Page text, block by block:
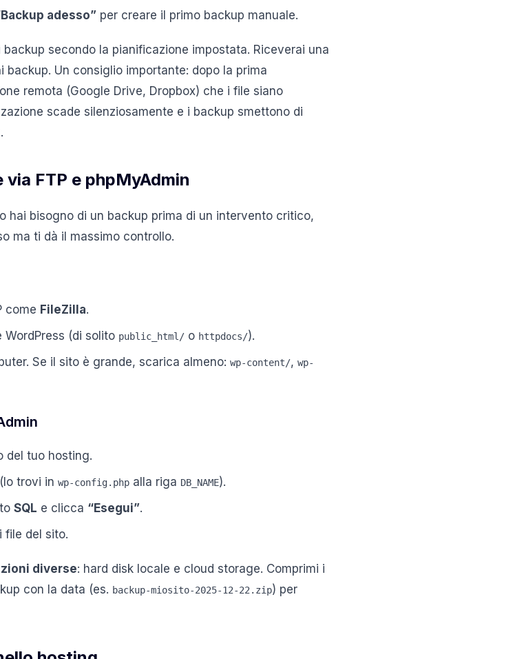
adesso” per creare il primo backup manuale.
secondo la pianificazione impostata. Riceverai una
Un consiglio importante: dopo la prima
remota (Google Drive, Dropbox) che i file siano
scade silenziosamente e i backup smettono di
FTP e phpMyAdmin
hai bisogno di un backup prima di un intervento critico,
ma ti dà il massimo controllo.
come FileZilla.
(di solito public_html/ o httpdocs/).
Se il sito è grande, scarica almeno: wp-content/, wp-
del tuo hosting.
trovi in wp-config.php alla riga DB_NAME).
SQL e clicca “Esegui”.
file del sito.
diverse: hard disk locale e cloud storage. Comprimi i
con la data (es. backup-miosito-2025-12-22.zip) per